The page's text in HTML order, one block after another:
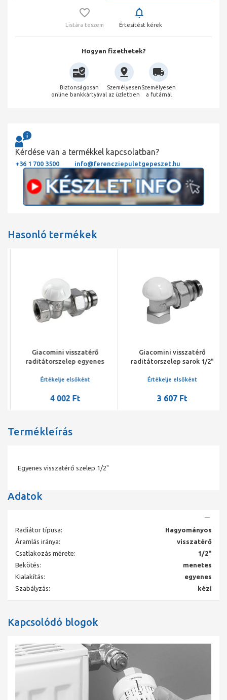
Listára teszem Értesítést kérek
Hogyan fizethetek?
Biztonságosan
online bankkártyával
Személyesen
az üzletben
Személyesen
a futárnál
Kérdése van a termékkel kapcsolatban?
+36 1 700 3500 info@ferencziepuletgepeszet.hu
Hasonló termékek
Giacomini visszatérő
raditátorszelep egyenes
Értékelje elsőként
4 002 Ft
Giacomini visszatérő
raditátorszelep sarok 1/2"
Értékelje elsőként
3 607 Ft
Termékleírás
Egyenes visszatérő szelep 1/2"
Adatok
Radiátor típusa:
Hagyományos
Áramlás iránya:
visszatérő
Csatlakozás mérete:
1/2"
Bekötés:
menetes
Kialakítás:
egyenes
Szabályzás:
kézi
Kapcsolódó blogok